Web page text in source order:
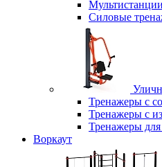
Мультистанции
Силовые
Тренажеры с
Тренажеры с
Тренажеры
Воркаут